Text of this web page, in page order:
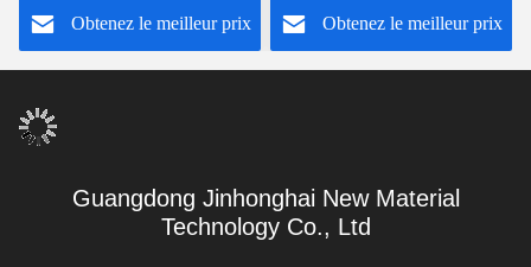
Obtenez le meilleur prix
Obtenez le meilleur prix
Guangdong Jinhonghai New Material
Technology Co., Ltd